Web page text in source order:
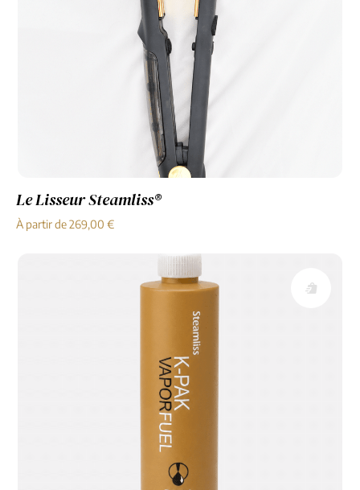
Le Lisseur Steamliss®
À partir de269,00 €